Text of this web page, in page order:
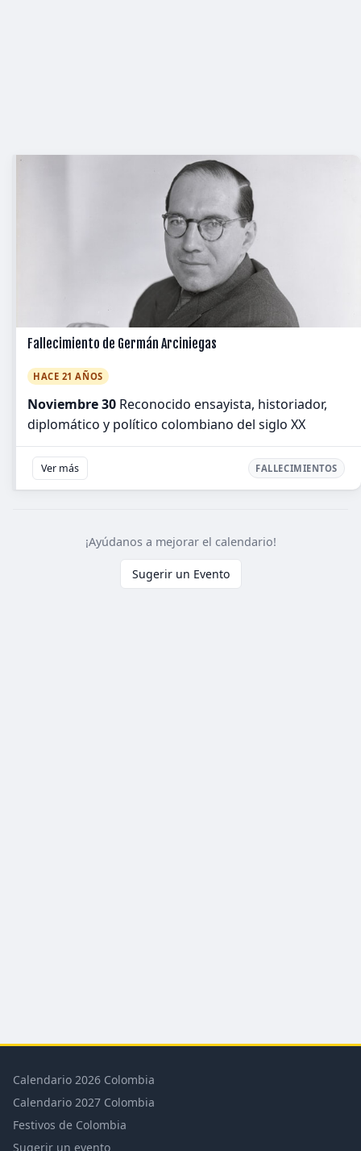
Fallecimiento de Germán Arciniegas
HACE 21 AÑOS
Noviembre 30 Reconocido ensayista, historiador,
diplomático y político colombiano del siglo XX
Ver más FALLECIMIENTOS
¡Ayúdanos a mejorar el calendario!
Sugerir un Evento
Calendario 2026 Colombia
Calendario 2027 Colombia
Festivos de Colombia
Sugerir un evento